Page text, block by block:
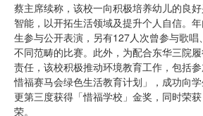
蔡主席续称，该校一向积极培养幼儿的良
智能，以开拓生活领域及提升个人自信。
生参与公开表演，另有127人次曾参与歌
不同范畴的比赛。此外，为配合东华三院
责任，该校积极推动环境教育工作，包括
惜福赛马会绿色生活教育计划」，成功向
更第三度获得「惜福学校」金奖，同时荣
荣。